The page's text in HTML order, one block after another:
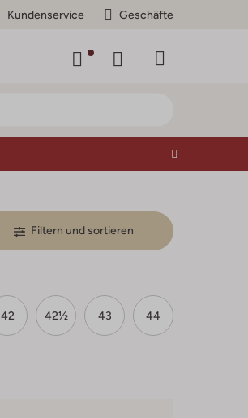
Kundenservice Geschäfte
Filtern und sortieren
42 42½ 43 44